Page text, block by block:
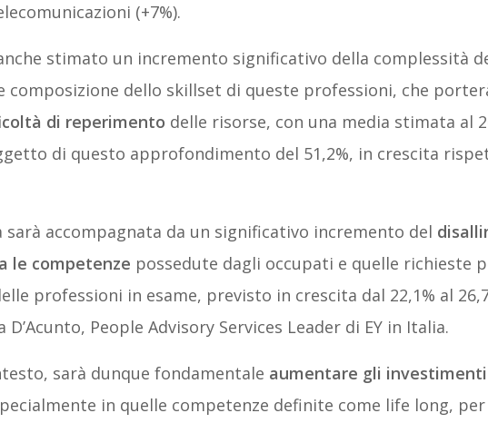
(+7%).
stimato un incremento significativo della complessità
composizione dello skillset di queste professioni, che
di reperimento delle risorse, con una media stimata al
di questo approfondimento del 51,2%, in crescita
sarà accompagnata da un significativo incremento del
le competenze possedute dagli occupati e quelle richieste
professioni in esame, previsto in crescita dal 22,1% al
People Advisory Services Leader di EY in Italia.
sarà dunque fondamentale aumentare gli
in quelle competenze definite come life long,